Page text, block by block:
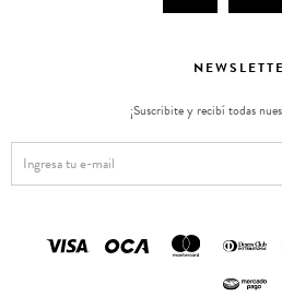
¡Suscribite y recibí todas